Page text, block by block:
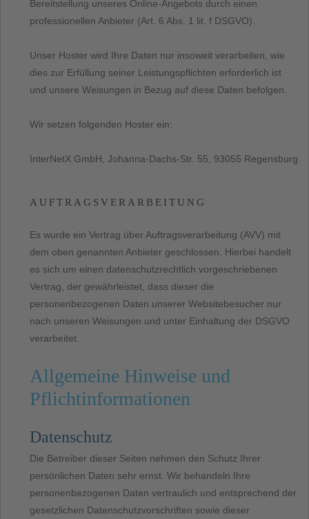
Bereitstellung unseres Online-Angebots durch einen
professionellen Anbieter (Art. 6 Abs. 1 lit. f DSGVO).
Unser Hoster wird Ihre Daten nur insoweit verarbeiten, wie
dies zur Erfüllung seiner Leistungspflichten erforderlich ist
und unsere Weisungen in Bezug auf diese Daten befolgen.
Wir setzen folgenden Hoster ein:
InterNetX GmbH, Johanna-Dachs-Str. 55, 93055 Regensburg
AUFTRAGSVERARBEITUNG
Es wurde ein Vertrag über Auftragsverarbeitung (AVV) mit
dem oben genannten Anbieter geschlossen. Hierbei handelt
es sich um einen datenschutzrechtlich vorgeschriebenen
Vertrag, der gewährleistet, dass dieser die
personenbezogenen Daten unserer Websitebesucher nur
nach unseren Weisungen und unter Einhaltung der DSGVO
verarbeitet.
Allgemeine Hinweise und
Pflichtinformationen
Datenschutz
Die Betreiber dieser Seiten nehmen den Schutz Ihrer
persönlichen Daten sehr ernst. Wir behandeln Ihre
personenbezogenen Daten vertraulich und entsprechend der
gesetzlichen Datenschutzvorschriften sowie dieser